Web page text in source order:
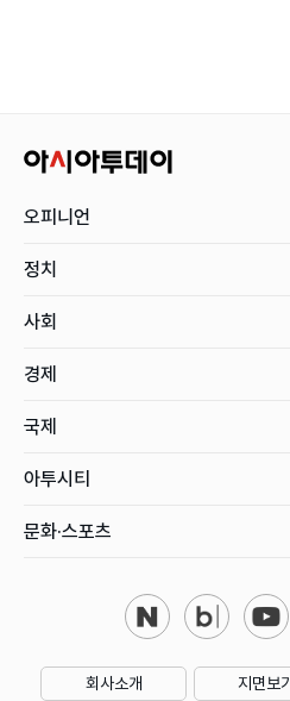
오피니언
정치
사회
경제
국제
아투시티
문화·스포츠
회사소개 지면보기